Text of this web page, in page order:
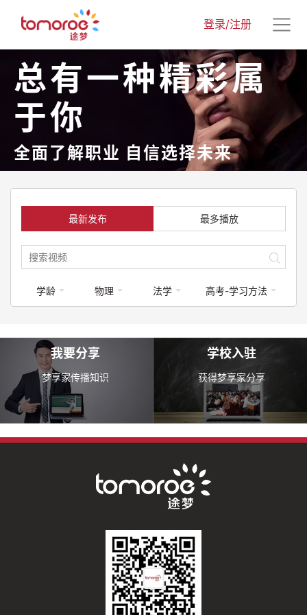
登录/注册
总有一种精彩属
于你
全面了解职业 自信选择未来
最新发布 最多播放
学龄 物理 法学 高考-学习方法
我要分享
梦享家传播知识
学校入驻
获得梦享家分享